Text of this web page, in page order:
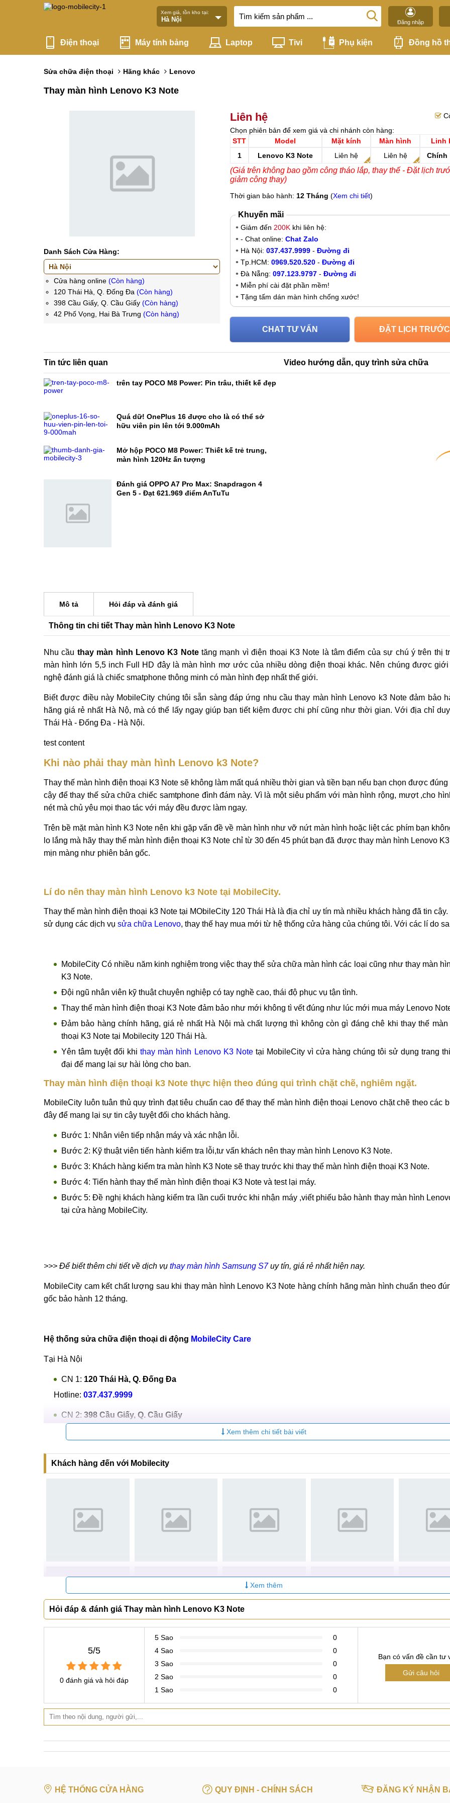
Xem giá, tồn kho tại:
Đăng nhập
Điện thoại Máy tính bảng Laptop Tivi Phụ kiện Đồng hồ
Sửa chữa điện thoại Hãng khác Lenovo
Thay màn hình Lenovo K3 Note
Danh Sách Cửa Hàng:
Cửa hàng online (Còn hàng)
120 Thái Hà, Q. Đống Đa (Còn hàng)
398 Cầu Giấy, Q. Cầu Giấy (Còn hàng)
42 Phố Vọng, Hai Bà Trưng (Còn hàng)
Liên hệ
Chọn phiên bản để xem giá và chi nhánh còn hàng:
STT
Model Mặt kính Màn hình
Linh
1
Lenovo K3 Note Liên hệ Liên hệ Chính
(Giá trên không bao gồm công tháo lắp, thay thế - Đặt lịch
giảm công thay)
Thời gian bảo hành: 12 Tháng (Xem chi tiết)
Khuyến mãi
Giảm đến 200K khi liên hệ:
- Chat online: Chat Zalo
Hà Nội: 037.437.9999 - Đường đi
Tp.HCM: 0969.520.520 - Đường đi
Đà Nẵng: 097.123.9797 - Đường đi
Miễn phí cài đặt phần mềm!
Tặng tấm dán màn hình chống xước!
CHAT TƯ VẤN ĐẶT LỊCH TRƯỚC
Tin tức liên quan
trên tay POCO M8 Power: Pin trâu, thiết kế đẹp
Quá dữ! OnePlus 16 được cho là có thể sở
hữu viên pin lên tới 9.000mAh
Đánh giá OPPO A7 Pro Max: Snapdragon 4
Gen 5 - Đạt 621.969 điểm AnTuTu
Video hướng dẫn, quy trình sửa chữa
Thông tin chi tiết Thay màn hình Lenovo K3 Note
màn hình lớn 5,5 inch Full HD đây là màn hình mơ ước của nhiều dòng điện thoại khác. Nên chúng được giới
nghệ đánh giá là chiếc smatphone thông minh có màn hình đẹp nhất thế giới.
Biết được điều này MobileCity chúng tôi sẵn sàng đáp ứng nhu cầu thay màn hình Lenovo k3 Note đảm bảo
hãng giá rẻ nhất Hà Nộ, mà có thể lấy ngay giúp bạn tiết kiệm được chi phí cũng như thời gian. Với địa chỉ
Thái Hà - Đống Đa - Hà Nội.
test content
Khi nào phải thay màn hình Lenovo k3 Note?
nét mà chủ yêu mọi thao tác với máy đều được làm ngay.
Trên bề mặt màn hình K3 Note nên khi gặp vấn đề về màn hình như vỡ nứt màn hình hoặc liệt các phím bạn
lo lắng mà hãy thay thế màn hình điện thoại K3 Note chỉ từ 30 đến 45 phút bạn đã được thay màn hình Lenovo
Lí do nên thay màn hình Lenovo k3 Note tại MobileCity.
Thay thế màn hình điện thoại k3 Note tại MObileCity 120 Thái Hà là địa chỉ uy tín mà nhiều khách hàng đã tin
sử dụng các dịch vụsửa chữa Lenovo, thay thế hay mua mới từ hệ thống cửa hàng của chúng tôi. Với các lí do
MobileCity Có nhiều năm kinh nghiệm trong việc thay thế sửa chữa màn hình các loại cũng như thay màn
K3 Note.
Thay thế màn hình điện thoại K3 Note đảm bảo như mới không tì vết đúng như lúc mới mua máy Lenovo
Đảm bảo hàng chính hãng, giá rẻ nhất Hà Nội mà chất lượng thì không còn gì đáng chê khi thay thế
thoại K3 Note tại Mobilecity 120 Thái Hà.
Yên tâm tuyệt đối khithay màn hình Lenovo K3 Note
đại để mang lại sự hài lòng cho ban.
Thay màn hình điện thoại k3 Note thực hiện theo đúng qui trình chặt chẽ, nghiêm ngặt.
MobileCity luôn tuân thủ quy trình đạt tiêu chuẩn cao để thay thế màn hình điện thoại Lenovo chặt chẽ theo các
đây để mang lại sự tin cậy tuyệt đối cho khách hàng.
Bước 4: Tiến hành thay thế màn hình điện thoại K3 Note và test lại máy.
Bước 5: Đề nghị khách hàng kiểm tra lần cuối trước khi nhận máy ,viết phiếu bảo hành thay màn hình
tại cửa hàng MobileCity.
gốc bảo hành 12 tháng.
Hệ thống sửa chữa điện thoại di độngMobileCity Care
Tại Hà Nội
CN 1:120 Thái Hà, Q. Đống Đa
Hotline: 096.2222.398
CN 3:42 Phố Vọng, Hai Bà Trưng
Hotline:0969.520.520
CN 5:602 Lê Hồng Phong, Quận 10
Tại Đà Nẵng
CN 6: 97 Hàm Nghi, Q.Thanh Khê
Từ khóa tìm kiếm liên quan:
thay thế màn hình lenovo giá rẻ
Xem thêm chi tiết bài viết
Hỏi đáp & đánh giá Thay màn hình Lenovo K3 Note
Bạn có vấn đề cần tư